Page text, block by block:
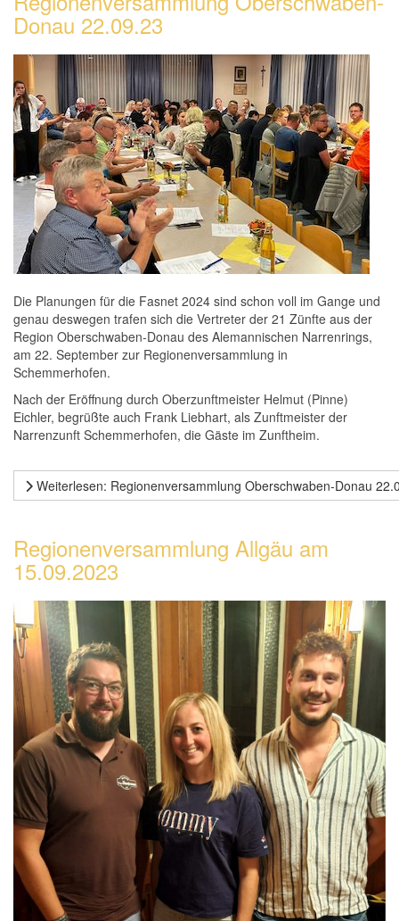
Donau 22.09.23
Die Planungen für die Fasnet 2024 sind schon voll im Gange und
genau deswegen trafen sich die Vertreter der 21 Zünfte aus der
Region Oberschwaben-Donau des Alemannischen Narrenrings,
am 22. September zur Regionenversammlung in
Schemmerhofen.
Nach der Eröffnung durch Oberzunftmeister Helmut (Pinne)
Eichler, begrüßte auch Frank Liebhart, als Zunftmeister der
Narrenzunft Schemmerhofen, die Gäste im Zunftheim.
Weiterlesen: Regionenversammlung Oberschwaben-Donau
Regionenversammlung Allgäu am
15.09.2023